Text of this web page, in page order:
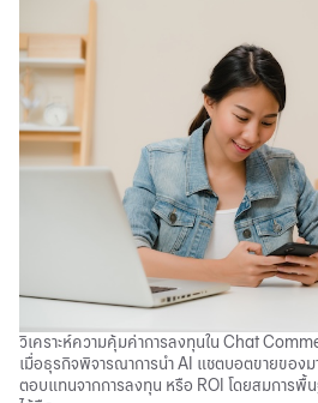
วิเคราะห์ความคุ้มค่าการลงทุนใน Chat
เมื่อธุรกิจพิจารณาการนำ AI แชตบอตขายของ
ตอบแทนจากการลงทุน หรือ ROI โดยสมการพื้น